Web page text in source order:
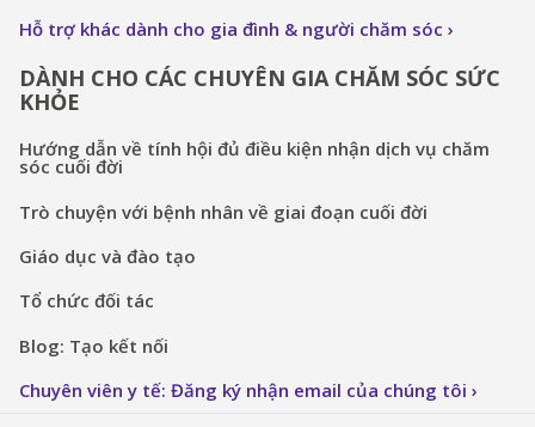
Hỗ trợ khác dành cho gia đình & người chăm sóc
DÀNH CHO CÁC CHUYÊN GIA CHĂM SÓC SỨC
KHỎE
Hướng dẫn về tính hội đủ điều kiện nhận dịch vụ chăm
sóc cuối đời
Trò chuyện với bệnh nhân về giai đoạn cuối đời
Giáo dục và đào tạo
Tổ chức đối tác
Blog: Tạo kết nối
Chuyên viên y tế: Đăng ký nhận email của chúng tôi